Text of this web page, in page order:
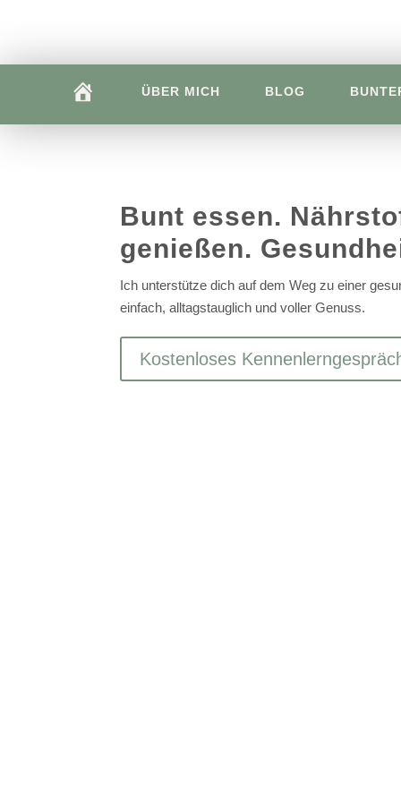
E
ÜBER MICH BLOG
Bunt essen.
genießen.
Ich unterstütze dich auf dem Weg zu einer
einfach, alltagstauglich und voller Genuss.
Kostenloses